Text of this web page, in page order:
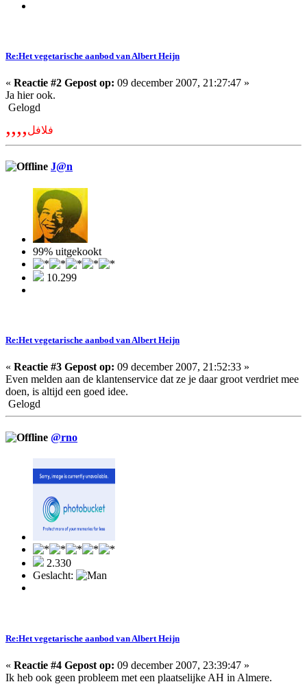
Re:Het vegetarische aanbod van Albert Heijn
« Reactie #2 Gepost op: 09 december 2007, 21:27:47 »
Ja hier ook.
Gelogd
,,,,فلافل
J@n
99% uitgekookt
10.299
Re:Het vegetarische aanbod van Albert Heijn
« Reactie #3 Gepost op: 09 december 2007, 21:52:33 »
Even melden aan de klantenservice dat ze je daar groot verdriet mee
doen, is altijd een goed idee.
Gelogd
@rno
2.330
Geslacht:
Re:Het vegetarische aanbod van Albert Heijn
« Reactie #4 Gepost op: 09 december 2007, 23:39:47 »
Ik heb ook geen probleem met een plaatselijke AH in Almere.